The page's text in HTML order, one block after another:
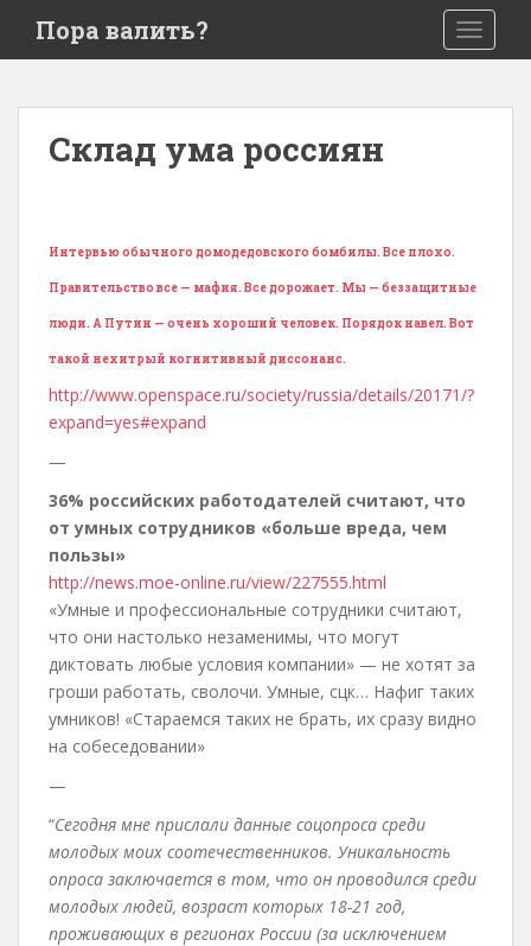
i
Пора валить?
Склад ума россиян
Интервью обычного домодедовского бомбилы. Все плохо.
Правительство все — мафия. Все дорожает. Мы — беззащитные
люди. А Путин — очень хороший человек. Порядок навел. Вот
такой нехитрый когнитивный диссонанс.
http://www.openspace.ru/society/russia/details/20171/?
expand=yes#expand
—
36% российских работодателей считают, что
от умных сотрудников «больше вреда, чем
пользы»
http://news.moe-online.ru/view/227555.html
«Умные и профессиональные сотрудники считают,
что они настолько незаменимы, что могут
диктовать любые условия компании» — не хотят за
гроши работать, сволочи. Умные, сцк… Нафиг таких
умников! «Стараемся таких не брать, их сразу видно
на собеседовании»
—
“Сегодня мне прислали данные соцопроса среди
молодых моих соотечественников. Уникальность
опроса заключается в том, что он проводился среди
молодых людей, возраст которых 18-21 год,
проживающих в регионах России (за исключением